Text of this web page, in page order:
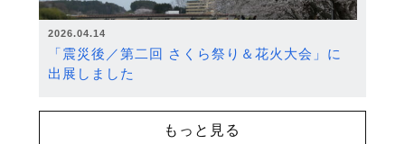
2026.04.14
「震災後／第二回 さくら祭り＆花火大会」に
出展しました
もっと見る